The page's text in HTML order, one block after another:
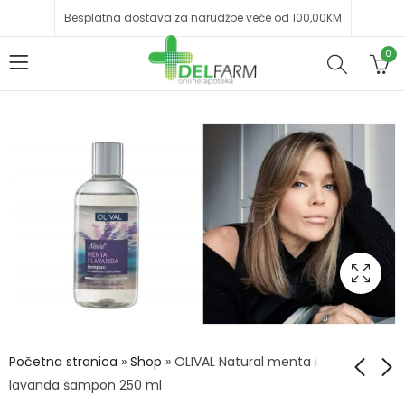
Besplatna dostava za narudžbe veće od 100,00KM
0
Početna stranica » Shop » OLIVAL Natural menta i
lavanda šampon 250 ml